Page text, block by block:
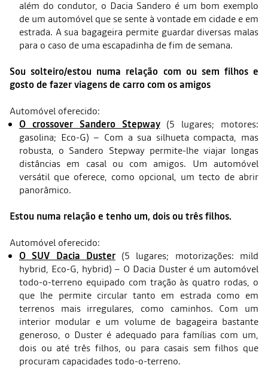
além do condutor, o Dacia Sandero é um bom exemplo
de um automóvel que se sente à vontade em cidade e em
estrada. A sua bagageira permite guardar diversas malas
para o caso de uma escapadinha de fim de semana.
Sou solteiro/estou numa relação com ou sem filhos e
gosto de fazer viagens de carro com os amigos
Automóvel oferecido:
O crossover Sandero Stepway(5 lugares; motores:
gasolina; Eco-G) – Com a sua silhueta compacta, mas
robusta, o Sandero Stepway permite-lhe viajar longas
distâncias em casal ou com amigos. Um automóvel
versátil que oferece, como opcional, um tecto de abrir
panorâmico.
Estou numa relação e tenho um, dois ou três filhos.
Automóvel oferecido:
O SUV Dacia Duster(5 lugares; motorizações: mild
hybrid, Eco-G, hybrid) – O Dacia Duster é um automóvel
todo-o-terreno equipado com tração às quatro rodas, o
que lhe permite circular tanto em estrada como em
terrenos mais irregulares, como caminhos. Com um
interior modular e um volume de bagageira bastante
generoso, o Duster é adequado para famílias com um,
dois ou até três filhos, ou para casais sem filhos que
procuram capacidades todo-o-terreno.